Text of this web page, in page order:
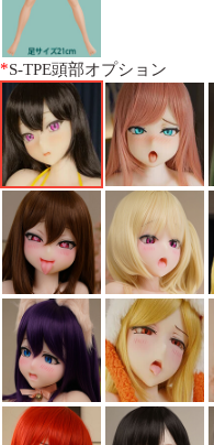
*S-TPE頭部オプション